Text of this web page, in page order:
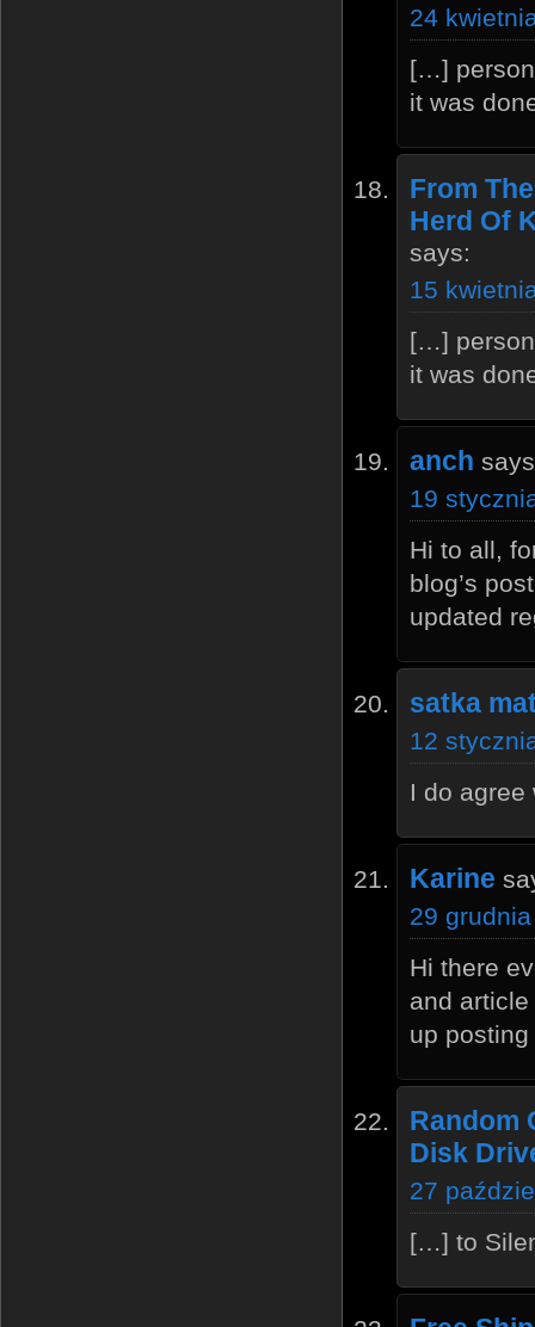
24
[…] person
it was
From
Herd Of
says:
15
[…] person
it was
anch
19
Hi to all,
blog’s
updated
satka
12
I do agree
Karine
29
Hi there
and
up
Random
Disk
27
[…] to